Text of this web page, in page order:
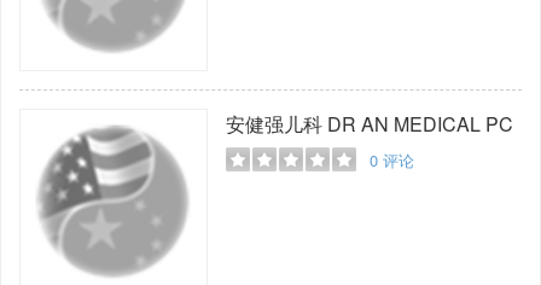
安健强儿科DR AN MEDICAL PC
0评论